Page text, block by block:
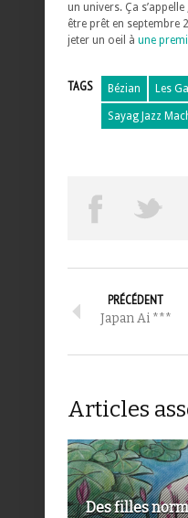
un univers. Ça s’appelle
être prêt en septembre
jeter un oeil à une
TAGS Bézian Les
Sayag Jazz
PRÉCÉDENT
Japan Ai ***
Articles
Des filles